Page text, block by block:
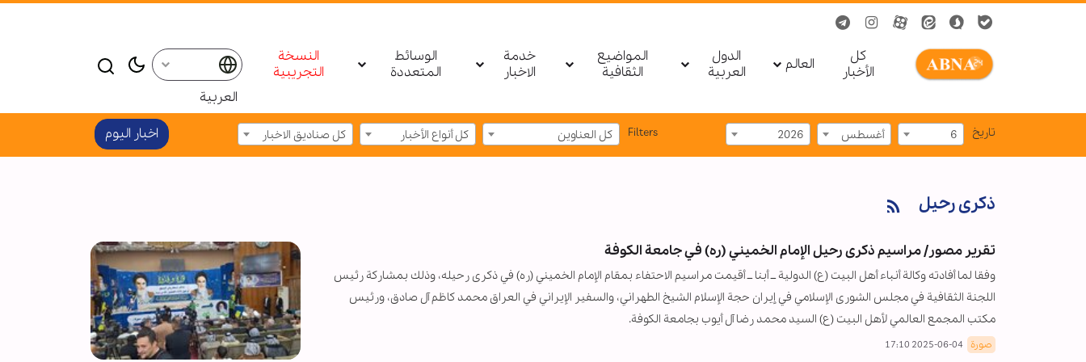
کل
الأخبار
العالم
الدول
العربیة
المواضيع
الثقافية
خدمة
الاخبار
الوسائط
المتعددة
النسخة
التجريبية
العربية
تاریخ 6 أغسطس 2026
Filters كل العناوين كل أنواع الأخبار كل صناديق الاخبار اخبار الیوم
ذكرى رحيل
تقرير مصور/ مراسيم ذكرى رحيل الإمام الخميني (ره) في جامعة الكوفة
وفقا لما أفادته وكالة أنباء أهل البيت (ع) الدولية ــ أبنا ــ أقيمت مراسيم الاحتفاء بمقام الإمام الخميني (ره) في ذكرى رحيله، وذلك بمشاركة رئيس
اللجنة الثقافية في مجلس الشورى الإسلامي في إيران حجة الإسلام الشيخ الطهراني، والسفير الإيراني في العراق محمد كاظم آل صادق، ورئيس
مكتب المجمع العالمي لأهل البيت (ع) السيد محمد رضا آل أيوب بجامعة الكوفة.
صورة 2025-06-04 17:10